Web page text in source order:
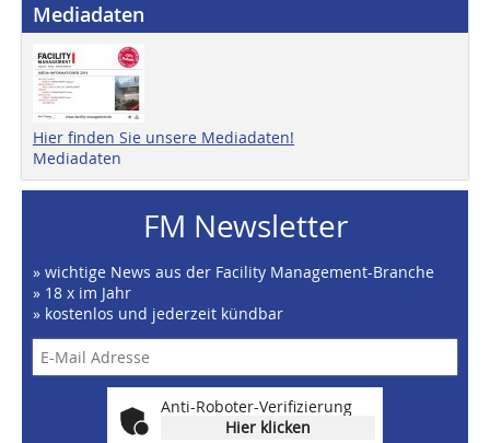
Mediadaten
Hier finden Sie unsere Mediadaten!
Mediadaten
FM Newsletter
» wichtige News aus der Facility Management-Branche
» 18 x im Jahr
» kostenlos und jederzeit kündbar
Anti-Roboter-Verifizierung
Hier klicken